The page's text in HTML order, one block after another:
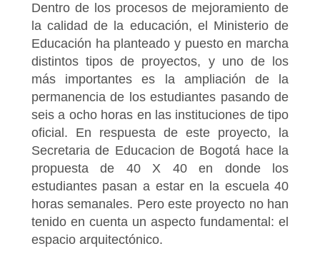
Dentro de los procesos de mejoramiento de
la calidad de la educación, el Ministerio de
Educación ha planteado y puesto en marcha
distintos tipos de proyectos, y uno de los
más importantes es la ampliación de la
permanencia de los estudiantes pasando de
seis a ocho horas en las instituciones de tipo
oficial. En respuesta de este proyecto, la
Secretaria de Educacion de Bogotá hace la
propuesta de 40 X 40 en donde los
estudiantes pasan a estar en la escuela 40
horas semanales. Pero este proyecto no han
tenido en cuenta un aspecto fundamental: el
espacio arquitectónico.